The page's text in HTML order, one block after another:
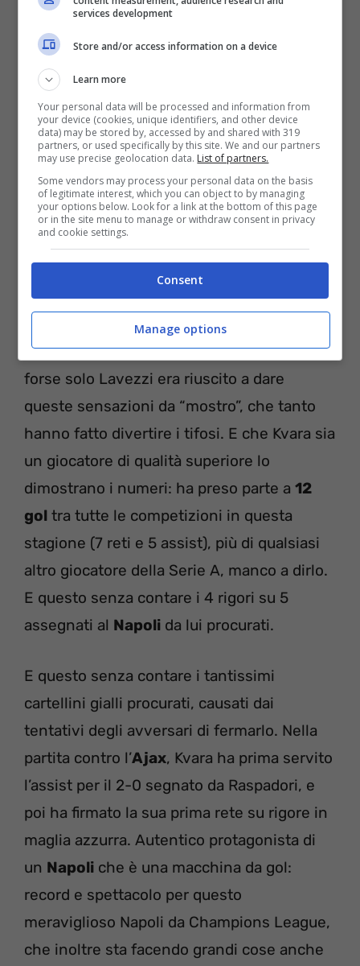
Khvicha Kvaratskhelia (ANSA)
Pagato appena 9 milioni di euro,
dà la sensazione che
farebbe bene in qualsiasi squadra. A Napoli
forse solo Lavezzi era riuscito a dare
queste sensazioni da “mostro”, che tanto
hanno fatto divertire i tifosi. E che Kvara sia
un giocatore di qualità superiore lo
dimostrano i numeri: ha preso parte a 12
gol tra tutte le competizioni in questa
stagione (7 reti e 5 assist), più di qualsiasi
altro giocatore della Serie A, manco a dirlo.
E questo senza contare i 4 rigori su 5
assegnati al Napoli da lui procurati.
E questo senza contare i tantissimi
cartellini gialli procurati, causati dai
tentativi degli avversari di fermarlo. Nella
partita contro l’Ajax, Kvara ha prima servito
l’assist per il 2-0 segnato da Raspadori, e
poi ha firmato la sua prima rete su rigore in
maglia azzurra. Autentico protagonista di
un Napoli che è una macchina da gol:
record e spettacolo per questo
meraviglioso Napoli da Champions League,
che inoltre sta facendo grandi cose anche
services development
Store and/or access information on a device
Learn more
Your personal data will be processed and information from
your device (cookies, unique identifiers, and other device
data) may be stored by, accessed by and shared with 319
partners, or used specifically by this site. We and our partners
may use precise geolocation data. List of partners.
Some vendors may process your personal data on the basis
of legitimate interest, which you can object to by managing
your options below. Look for a link at the bottom of this page
or in the site menu to manage or withdraw consent in privacy
and cookie settings.
Consent
Manage options